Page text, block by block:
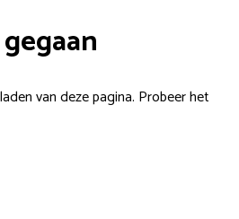
van deze pagina. Probeer het